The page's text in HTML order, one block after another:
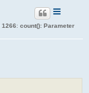
1266: count(): Parameter